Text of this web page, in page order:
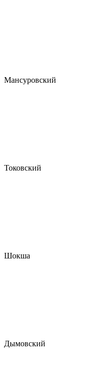
Мансуровский
Токовский
Шокша
Дымовский